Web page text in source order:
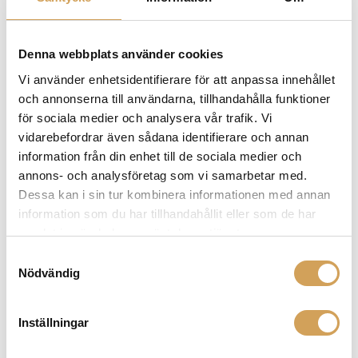
Denna webbplats använder cookies
Vi använder enhetsidentifierare för att anpassa innehållet
och annonserna till användarna, tillhandahålla funktioner
för sociala medier och analysera vår trafik. Vi
vidarebefordrar även sådana identifierare och annan
information från din enhet till de sociala medier och
annons- och analysföretag som vi samarbetar med.
Dessa kan i sin tur kombinera informationen med annan
information som du har tillhandahållit eller som de har
samlat in när du har använt deras tjänster.
Nödvändig
Inställningar
musikupplevelse som tar dig närmare
originalinspelningen.
Relaterade produkter